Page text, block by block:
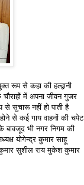
रूप से कहा की हल्द्वानी
में अपना जीवन गुजर
सुचारू नहीं हो पाती है
से कई गाय वाहनों की चपेट
बावजूद भी नगर निगम की
योगेन्द्र कुमार साहू
कुमार सुशील राय मुकेश कुमार